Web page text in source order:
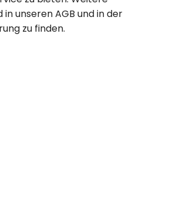
in unserenAGB und in der
zu finden.